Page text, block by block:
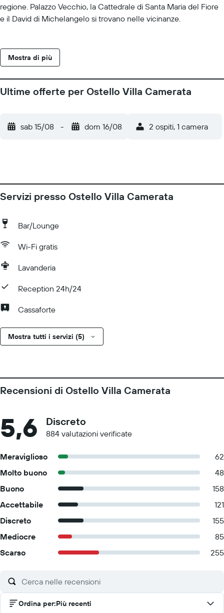
regione. Palazzo Vecchio, la Cattedrale di Santa Maria del Fiore
e il David di Michelangelo si trovano nelle vicinanze.
Mostra di più
Ultime offerte per Ostello Villa Camerata
sab 15/08 - dom 16/08 2 ospiti, 1 camera
Servizi presso Ostello Villa Camerata
Bar/Lounge
Wi-Fi gratis
Lavanderia
Reception 24h/24
Cassaforte
Mostra tutti i servizi (5)
Recensioni di Ostello Villa Camerata
5,6 Discreto
884 valutazioni verificate
Meraviglioso
62
Molto buono
48
Buono
158
Accettabile
121
Discreto
155
Mediocre
85
Scarso
255
Ordina per:Più recenti